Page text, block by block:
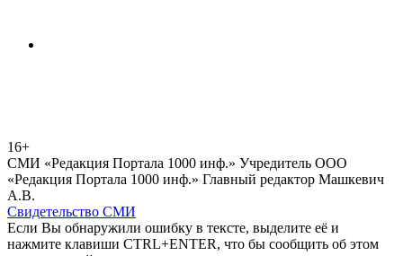
16+
СМИ «Редакция Портала 1000 инф.» Учредитель ООО
«Редакция Портала 1000 инф.» Главный редактор Машкевич
А.В.
Свидетельство СМИ
Если Вы обнаружили ошибку в тексте, выделите её и
нажмите клавиши CTRL+ENTER, что бы сообщить об этом